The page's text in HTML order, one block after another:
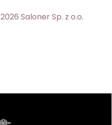
Saloner Sp. z o.o.